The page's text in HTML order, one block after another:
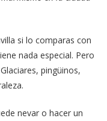
si lo comparas con
nada especial. Pero
pingüinos,
nevar o hacer un